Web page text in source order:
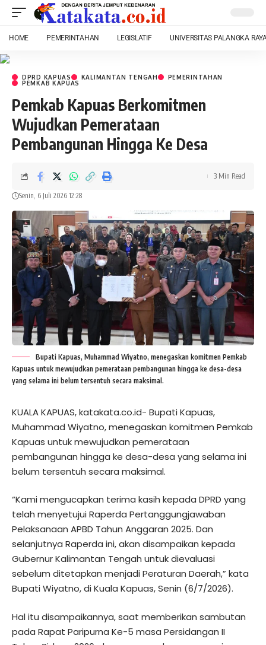
HOME PEMERINTAHAN LEGISLATIF UNIVERSITAS PALANGKA
DPRD KAPUAS KALIMANTAN TENGAH
PEMERINTAHAN
PEMKAB KAPUAS
Pemkab Kapuas Berkomitmen
Wujudkan Pemerataan
Pembangunan Hingga Ke Desa
Senin, 6 Juli 2026 12:28
3 Min Read
Bupati Kapuas, Muhammad Wiyatno, menegaskan komitmen Pemkab
Kapuas untuk mewujudkan pemerataan pembangunan hingga ke desa-desa
yang selama ini belum tersentuh secara maksimal.
KUALA KAPUAS, katakata.co.id- Bupati Kapuas,
Muhammad Wiyatno, menegaskan komitmen Pemkab
Kapuas untuk mewujudkan pemerataan
pembangunan hingga ke desa-desa yang selama ini
belum tersentuh secara maksimal.
“Kami mengucapkan terima kasih kepada DPRD yang
telah menyetujui Raperda Pertanggungjawaban
Pelaksanaan APBD Tahun Anggaran 2025. Dan
selanjutnya Raperda ini, akan disampaikan kepada
Gubernur Kalimantan Tengah untuk dievaluasi
sebelum ditetapkan menjadi Peraturan Daerah,” kata
Bupati Wiyatno, di Kuala Kapuas, Senin (6/7/2026).
Hal itu disampaikannya, saat memberikan sambutan
pada Rapat Paripurna Ke-5 masa Persidangan II